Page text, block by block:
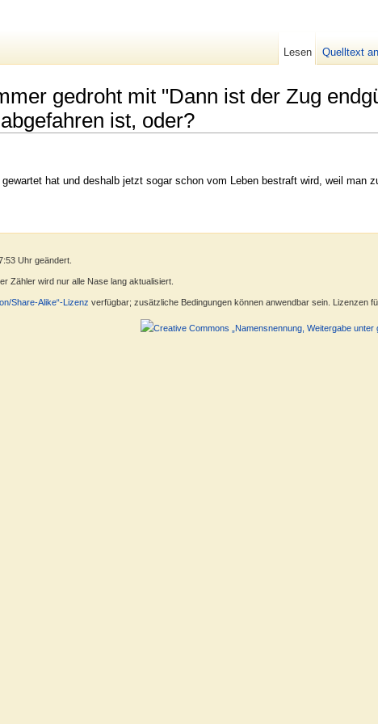
gedroht mit "Dann ist der Zug
ist, oder?
hat und deshalb jetzt sogar schon vom Leben bestraft wird, weil man
Lesen Quelltext
Uhr geändert.
Zähler wird nur alle Nase lang aktualisiert.
Share-Alike“-Lizenz verfügbar; zusätzliche Bedingungen können anwendbar sein. Lizenzen